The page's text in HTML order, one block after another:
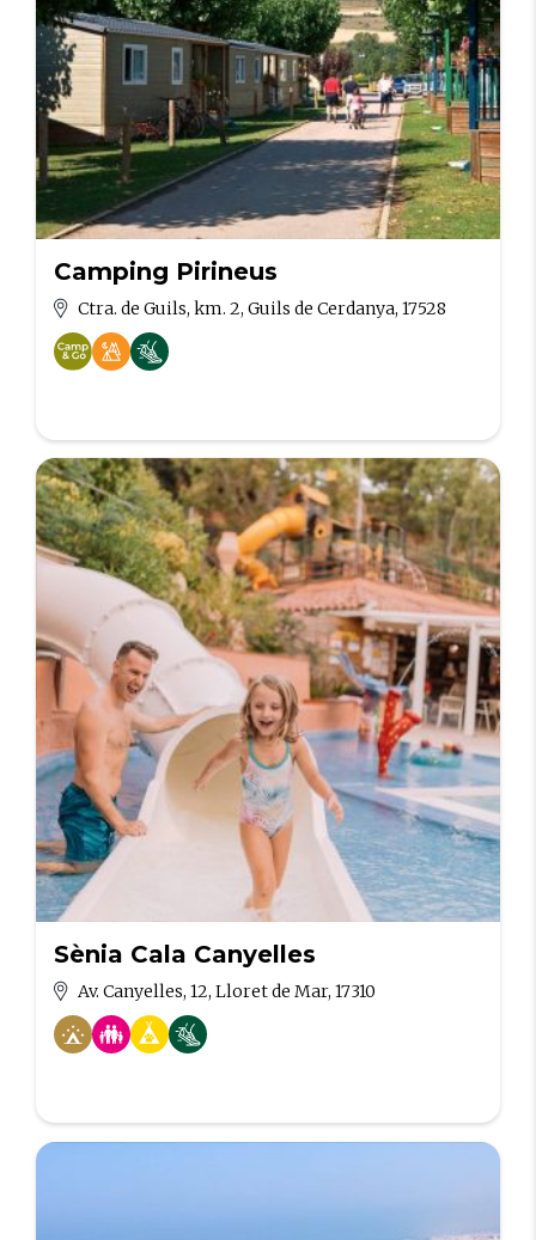
Camping Pirineus
Ctra. de Guils, km. 2, Guils de Cerdanya, 17528
Sènia Cala Canyelles
Av. Canyelles, 12, Lloret de Mar, 17310